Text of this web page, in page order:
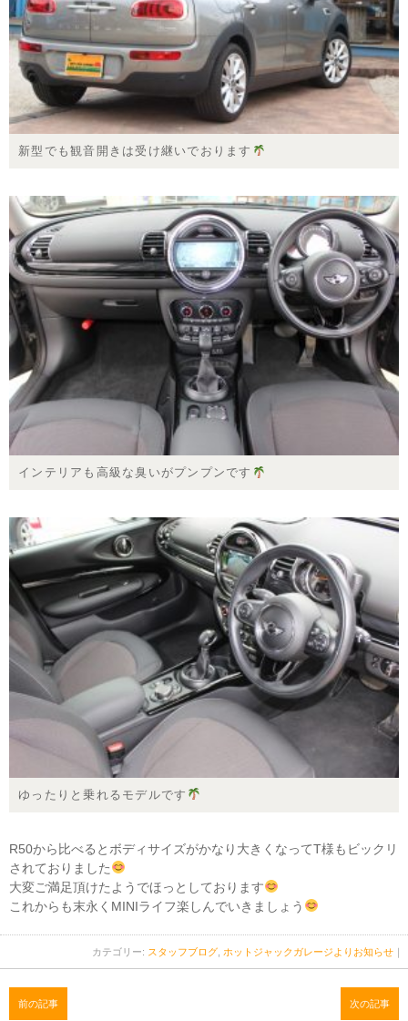
新型でも観音開きは受け継いでおります
インテリアも高級な臭いがプンプンです
ゆったりと乗れるモデルです
R50から比べるとボディサイズがかなり大きくなってT様もビックリ
されておりました
大変ご満足頂けたようでほっとしております
これからも末永くMINIライフ楽しんでいきましょう
カテゴリー: スタッフブログ ホットジャックガレージよりお知らせ ｜
前の記事 次の記事